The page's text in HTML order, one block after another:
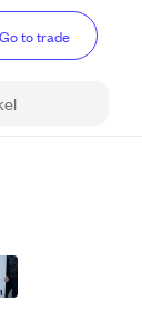
Go to trade